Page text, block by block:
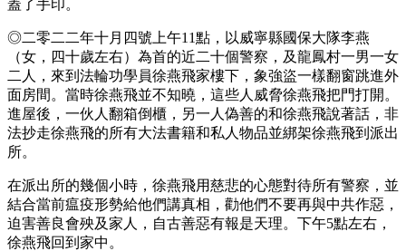
蓋了手印。
◎二零二二年十月四號上午11點，以威寧縣國保大隊李燕
（女，四十歲左右）為首的近二十個警察，及龍鳳村一男一女
二人，來到法輪功學員徐燕飛家樓下，象強盜一樣翻窗跳進外
面房間。當時徐燕飛並不知曉，這些人威脅徐燕飛把門打開。
進屋後，一伙人翻箱倒櫃，另一人偽善的和徐燕飛說著話，非
法抄走徐燕飛的所有大法書籍和私人物品並綁架徐燕飛到派出
所。
在派出所的幾個小時，徐燕飛用慈悲的心態對待所有警察，並
結合當前瘟疫形勢給他們講真相，勸他們不要再與中共作惡，
迫害善良會殃及家人，自古善惡有報是天理。下午5點左右，
徐燕飛回到家中。